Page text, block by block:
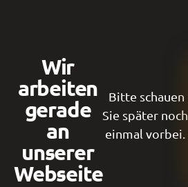
Wir
arbeiten
gerade
an
unserer
Webseite
Bitte schauen
Sie später noch
einmal vorbei.